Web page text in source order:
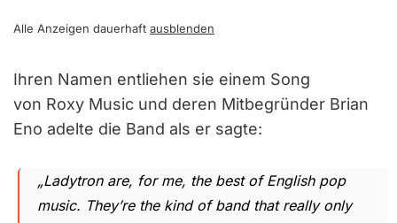
Alle Anzeigen dauerhaft ausblenden
Ihren Namen entliehen sie einem Song
von Roxy Music und deren Mitbegründer Brian
Eno adelte die Band als er sagte:
„Ladytron are, for me, the best of English pop
music. They’re the kind of band that really only